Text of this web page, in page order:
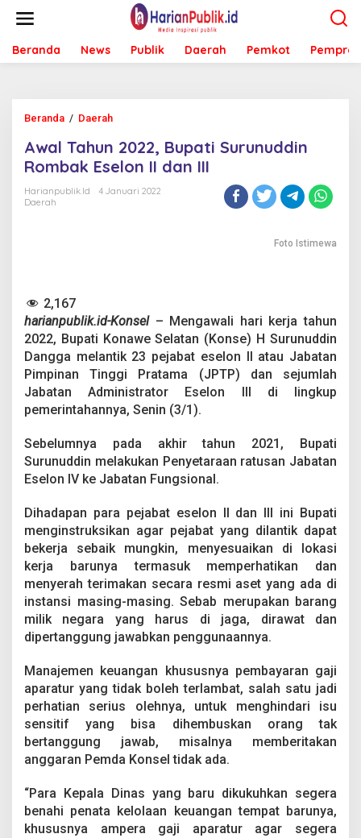
t
Beranda News Publik Daerah Pemkot Pemprov
Beranda / Daerah
l
T
a
B
u
p
a
t
i
S
u
n
u
d
n
R
o
m
b
a
k
E
e
l
n
I
d
n
I
I
Awal Tahun 2022, Bupati Surunuddin
Rombak Eselon II dan III
Harianpublik.id
4 Januari 2022
Daerah
Foto Istimewa
2,167
harianpublik.id-Konsel – Mengawali hari kerja tahun
2022, Bupati Konawe Selatan (Konse) H Surunuddin
Dangga melantik 23 pejabat eselon II atau Jabatan
Pimpinan Tinggi Pratama (JPTP) dan sejumlah
Jabatan Administrator Eselon III di lingkup
pemerintahannya, Senin (3/1).
Sebelumnya pada akhir tahun 2021, Bupati
Surunuddin melakukan Penyetaraan ratusan Jabatan
Eselon IV ke Jabatan Fungsional.
Dihadapan para pejabat eselon II dan III ini Bupati
menginstruksikan agar pejabat yang dilantik dapat
bekerja sebaik mungkin, menyesuaikan di lokasi
kerja barunya termasuk memperhatikan dan
menyerah terimakan secara resmi aset yang ada di
instansi masing-masing. Sebab merupakan barang
milik negara yang harus di jaga, dirawat dan
dipertanggung jawabkan penggunaannya.
Manajemen keuangan khususnya pembayaran gaji
aparatur yang tidak boleh terlambat, salah satu jadi
perhatian serius olehnya, untuk menghindari isu
sensitif yang bisa dihembuskan orang tak
bertanggung jawab, misalnya memberitakan
anggaran Pemda Konsel tidak ada.
“Para Kepala Dinas yang baru dikukuhkan segera
benahi penata kelolaan keuangan tempat barunya,
khususnya ampera gaji aparatur agar segera